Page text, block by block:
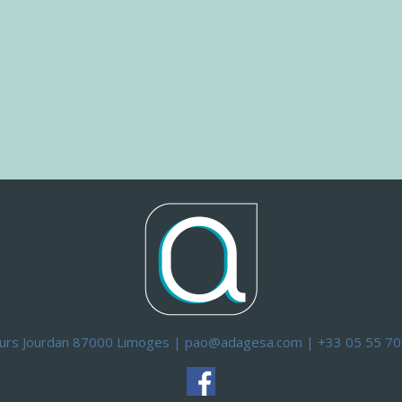
Jourdan 87000 Limoges | pao@adagesa.com | +33 05 55